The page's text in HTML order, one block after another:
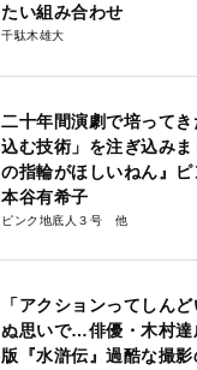
たい組み合わせ
千駄木雄大
二十年間演劇で培って
込む技術」を注ぎ込み
の指輪がほしいねん』
本谷有希子
ピンク地底人３号
「アクションってしん
ぬ思いで…俳優・木村達
版『水滸伝』過酷な撮